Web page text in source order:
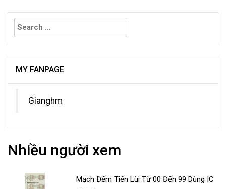
Search
for:
MY FANPAGE
Gianghm
Nhiều người xem
Mạch Đếm Tiến Lùi Từ 00 Đến 99 Dùng IC